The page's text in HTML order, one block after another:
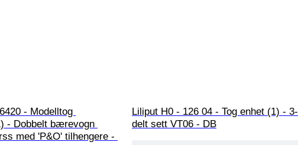
- Modelltog
- Dobbelt bærevogn
med 'P&O' tilhengere -
Liliput H0 - 126 04 - Tog enhet (1) - 3-
delt sett VT06 - DB